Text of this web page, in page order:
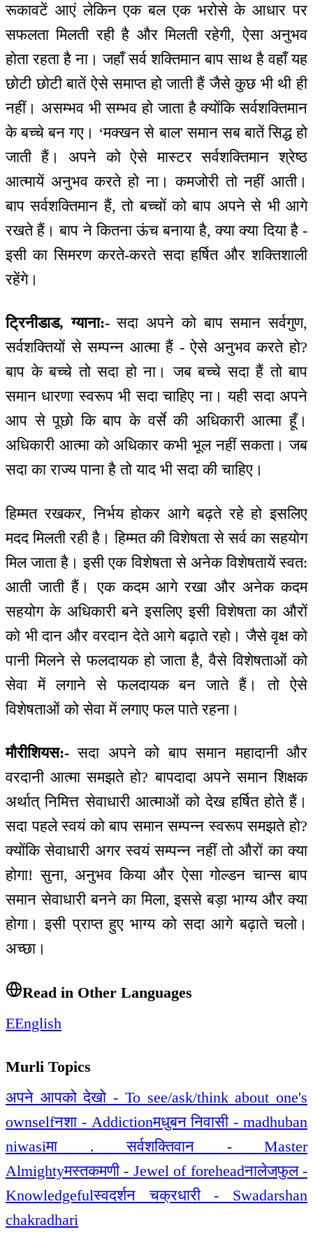
रूकावटें आएं लेकिन एक बल एक भरोसे के आधार पर
सफलता मिलती रही है और मिलती रहेगी, ऐसा अनुभव
होता रहता है ना। जहाँ सर्व शक्तिमान बाप साथ है वहाँ यह
छोटी छोटी बातें ऐसे समाप्त हो जाती हैं जैसे कुछ भी थी ही
नहीं। असम्भव भी सम्भव हो जाता है क्योंकि सर्वशक्तिमान
के बच्चे बन गए। ‘मक्खन से बाल' समान सब बातें सिद्ध हो
जाती हैं। अपने को ऐसे मास्टर सर्वशक्तिमान श्रेष्ठ
आत्मायें अनुभव करते हो ना। कमजोरी तो नहीं आती।
बाप सर्वशक्तिमान हैं, तो बच्चों को बाप अपने से भी आगे
रखते हैं। बाप ने कितना ऊंच बनाया है, क्या क्या दिया है -
इसी का सिमरण करते-करते सदा हर्षित और शक्तिशाली
रहेंगे।
ट्रिनीडाड, ग्याना:-सदा अपने को बाप समान सर्वगुण,
सर्वशक्तियों से सम्पन्न आत्मा हैं - ऐसे अनुभव करते हो?
बाप के बच्चे तो सदा हो ना। जब बच्चे सदा हैं तो बाप
समान धारणा स्वरूप भी सदा चाहिए ना। यही सदा अपने
आप से पूछो कि बाप के वर्से की अधिकारी आत्मा हूँ।
अधिकारी आत्मा को अधिकार कभी भूल नहीं सकता। जब
सदा का राज्य पाना है तो याद भी सदा की चाहिए।
हिम्मत रखकर, निर्भय होकर आगे बढ़ते रहे हो इसलिए
मदद मिलती रही है। हिम्मत की विशेषता से सर्व का सहयोग
मिल जाता है। इसी एक विशेषता से अनेक विशेषतायें स्वत:
आती जाती हैं। एक कदम आगे रखा और अनेक कदम
सहयोग के अधिकारी बने इसलिए इसी विशेषता का औरों
को भी दान और वरदान देते आगे बढ़ाते रहो। जैसे वृक्ष को
पानी मिलने से फलदायक हो जाता है, वैसे विशेषताओं को
सेवा में लगाने से फलदायक बन जाते हैं। तो ऐसे
विशेषताओं को सेवा में लगाए फल पाते रहना।
मौरीशियस:- सदा अपने को बाप समान महादानी और
वरदानी आत्मा समझते हो? बापदादा अपने समान शिक्षक
अर्थात् निमित्त सेवाधारी आत्माओं को देख हर्षित होते हैं।
सदा पहले स्वयं को बाप समान सम्पन्न स्वरूप समझते हो?
क्योंकि सेवाधारी अगर स्वयं सम्पन्न नहीं तो औरों का क्या
होगा! सुना, अनुभव किया और ऐसा गोल्डन चान्स बाप
समान सेवाधारी बनने का मिला, इससे बड़ा भाग्य और क्या
होगा। इसी प्राप्त हुए भाग्य को सदा आगे बढ़ाते चलो।
अच्छा।
Read in Other Languages
EEnglish
Murli Topics
अपने आपको देखो - To see/ask/think about one's
ownselfनशा - Addictionमधुबन निवासी - madhuban
niwasiमा . सर्वशक्तिवान - Master
Almightyमस्तकमणी - Jewel of foreheadनालेजफुल -
Knowledgefulस्वदर्शन चक्रधारी - Swadarshan
chakradhari